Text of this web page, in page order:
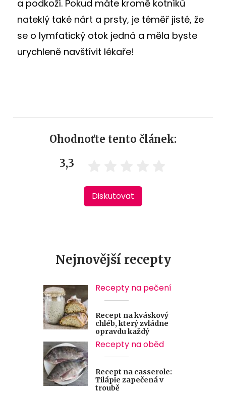
a podkoží. Pokud máte kromě kotníků
nateklý také nárt a prsty, je téměř jisté, že
se o lymfatický otok jedná a měla byste
urychleně navštívit lékaře!
Ohodnoťte tento článek:
3,3
Diskutovat
Nejnovější recepty
Recepty na pečení
Recept na kváskový
chléb, který zvládne
opravdu každý
Recepty na oběd
Recept na casserole:
Tilápie zapečená v
troubě